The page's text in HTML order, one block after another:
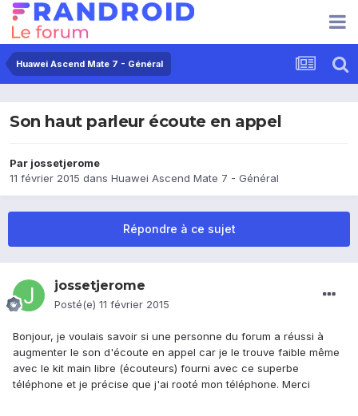
Huawei Ascend Mate 7 - Général
Son haut parleur écoute en appel
Par jossetjerome
11 février 2015 dans Huawei Ascend Mate 7 - Général
Répondre à ce sujet
jossetjerome
Posté(e) 11 février 2015
Bonjour, je voulais savoir si une personne du forum a réussi à
augmenter le son d'écoute en appel car je le trouve faible même
avec le kit main libre (écouteurs) fourni avec ce superbe
téléphone et je précise que j'ai rooté mon téléphone. Merci